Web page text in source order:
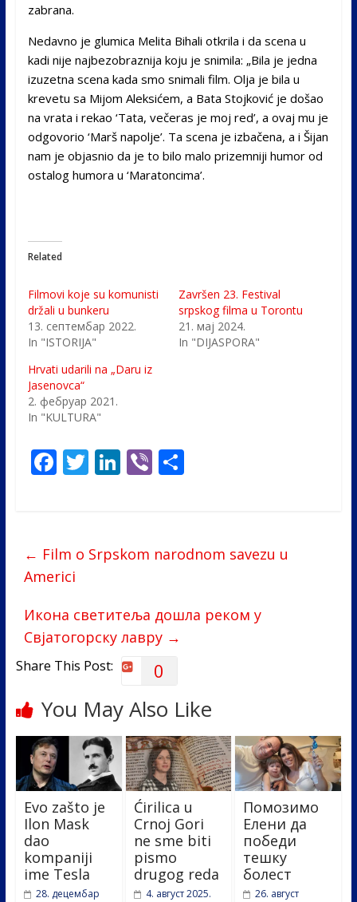
zabrana.
Nedavno je glumica Melita Bihali otkrila i da scena u
kadi nije najbezobraznija koju je snimila: „Bila je jedna
izuzetna scena kada smo snimali film. Olja je bila u
krevetu sa Mijom Aleksićem, a Bata Stojković je došao
na vrata i rekao ‘Tata, večeras je moj red’, a ovaj mu je
odgovorio ‘Marš napolje’. Ta scena je izbačena, a i Šijan
nam je objasnio da je to bilo malo prizemniji humor od
ostalog humora u ‘Maratoncima’.
Related
Filmovi koje su komunisti
držali u bunkeru
13. септембар 2022.
In "ISTORIJA"
Završen 23. Festival
srpskog filma u Torontu
21. мај 2024.
In "DIJASPORA"
Hrvati udarili na „Daru iz
Jasenovca“
2. фебруар 2021.
In "KULTURA"
F
ac
o
o
k
T
w
Li
n
dI
Vi
b
S
← Film o Srpskom narodnom savezu u
Americi
Икона светитеља дошла реком у
Свјатогорску лавру →
Share This Post: 0
You May Also Like
Evo zašto je
Ilon Mask
dao
kompaniji
ime Tesla
28. децембар
Ćirilica u
Crnoj Gori
ne sme biti
pismo
drugog reda
4. август 2025.
Помозимо
Елени да
победи
тешку
болест
26. август